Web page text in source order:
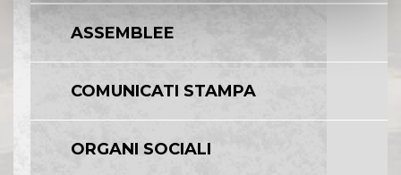
ASSEMBLEE
COMUNICATI STAMPA
ORGANI SOCIALI